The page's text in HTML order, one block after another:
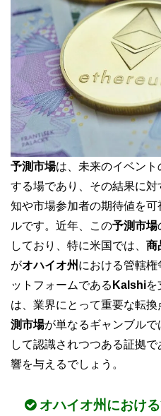
予測市場は、未来のイベント
する場であり、その結果に
知や市場参加者の期待値を
ルです。近年、この予測市場
しており、特に米国では、 商
がオハイオ州 における管轄
ットフォームである Kalshiを
は、業界にとって重要な転換
測市場が単なるギャンブルで
して認識されつつある証拠
響を与えるでしょう。
オハイオ州におけ